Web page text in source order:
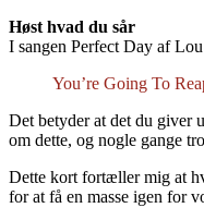
Høst hvad du sår
I sangen Perfect Day af
You’re Going To
Det betyder at det du giver
om dette, og nogle gange
Dette kort fortæller mig at
for at få en masse igen for